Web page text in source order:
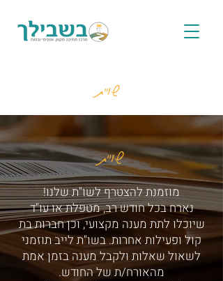
שו"ת
שו"ת
מוזמנת להצטרף לשו"ת שלנו!
נארח בכל חודש רב, מטפלת או עו"ד
שיוכלו לתת מענה מקצועי, וכן חברות בת
קול ופעילות אחרות. בשו"ת לייב תוזמני
לשאול שאלות ולקבל מענה בזמן אמת
מהאורח/ת של החודש.